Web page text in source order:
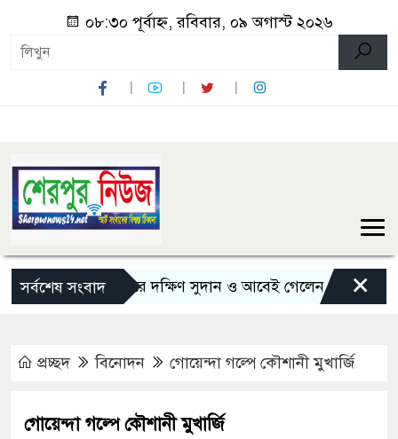
০৮:৩০ পূর্বাহ্ন, রবিবার, ০৯ অগাস্ট ২০২৬
সর্বশেষ সংবাদ
৫ দিনের সফরে দক্ষিণ সুদান ও আবেই গেলেন সেনাপ্রধান ×
প্রচ্ছদ বিনোদন গোয়েন্দা গল্পে কৌশানী মুখার্জি
গোয়েন্দা গল্পে কৌশানী মুখার্জি